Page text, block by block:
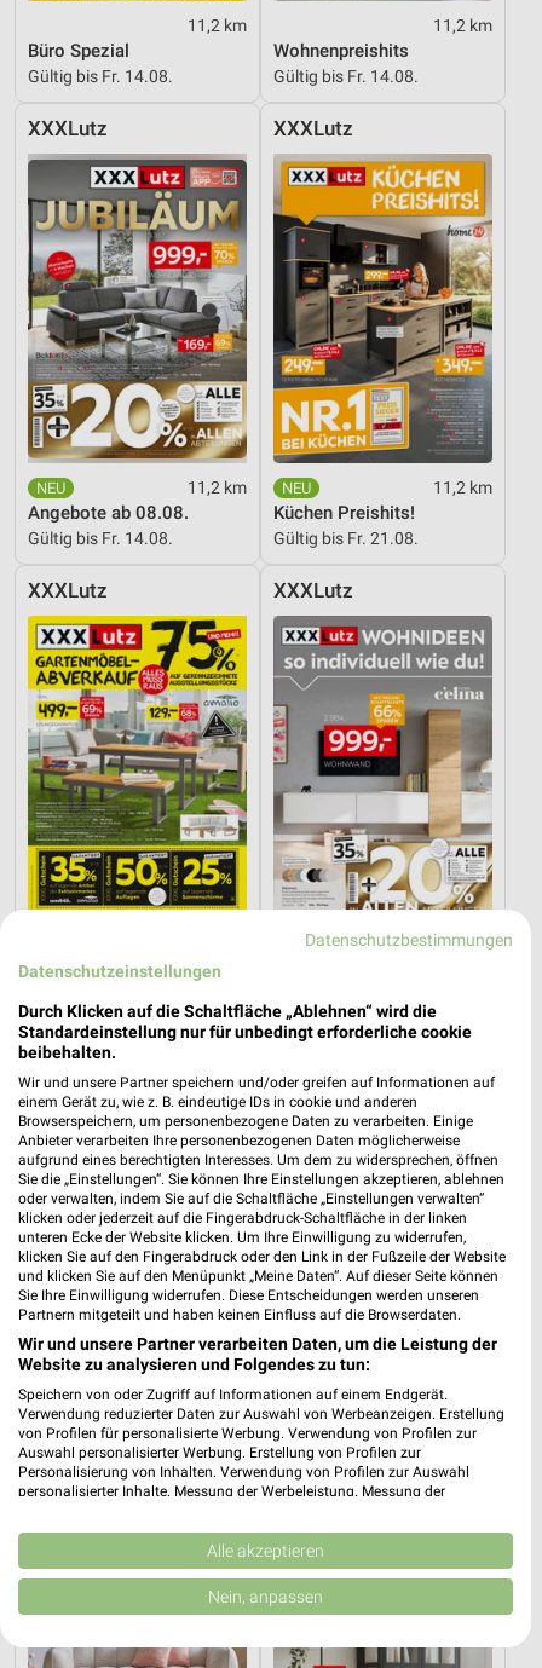
11,2 km
Büro Spezial
Gültig bis Fr. 14.08.
11,2 km
Wohnenpreishits
Gültig bis Fr. 14.08.
XXXLutz
11,2 km
Angebote ab 08.08.
Gültig bis Fr. 14.08.
XXXLutz
11,2 km
Küchen Preishits!
Gültig bis Fr. 21.08.
XXXLutz
Gartenmöbel-Abverkauf
Gültig bis Fr. 28.08.
XXXLutz
11,2 km
Gültig bis Fr. 14.08.
XXXLutz
11,2 km
Musterring
Gültig bis Fr. 14.08.
11,2 km
Angebote ab 08.08.
Gültig bis Fr. 21.08.
Datenschutzbestimmungen
Datenschutzeinstellungen
Durch Klicken auf die Schaltfläche „Ablehnen“ wird die
Standardeinstellung nur für unbedingt erforderliche cookie
beibehalten.
Wir und unsere Partner speichern und/oder greifen auf Informationen auf
einem Gerät zu, wie z. B. eindeutige IDs in cookie und anderen
Browserspeichern, um personenbezogene Daten zu verarbeiten. Einige
Anbieter verarbeiten Ihre personenbezogenen Daten möglicherweise
aufgrund eines berechtigten Interesses. Um dem zu widersprechen, öffnen
Sie die „Einstellungen“. Sie können Ihre Einstellungen akzeptieren, ablehnen
oder verwalten, indem Sie auf die Schaltfläche „Einstellungen verwalten“
klicken oder jederzeit auf die Fingerabdruck-Schaltfläche in der linken
unteren Ecke der Website klicken. Um Ihre Einwilligung zu widerrufen,
klicken Sie auf den Fingerabdruck oder den Link in der Fußzeile der Website
und klicken Sie auf den Menüpunkt „Meine Daten“. Auf dieser Seite können
Sie Ihre Einwilligung widerrufen. Diese Entscheidungen werden unseren
Partnern mitgeteilt und haben keinen Einfluss auf die Browserdaten.
Wir und unsere Partner verarbeiten Daten, um die Leistung der
Website zu analysieren und Folgendes zu tun:
Speichern von oder Zugriff auf Informationen auf einem Endgerät.
Verwendung reduzierter Daten zur Auswahl von Werbeanzeigen. Erstellung
von Profilen für personalisierte Werbung. Verwendung von Profilen zur
Auswahl personalisierter Werbung. Erstellung von Profilen zur
Personalisierung von Inhalten. Verwendung von Profilen zur Auswahl
personalisierter Inhalte. Messung der Werbeleistung. Messung der
Kombinationen von Daten aus verschiedenen Quellen. Entwicklung und
Verbesserung der Angebote. Verwendung reduzierter Daten zur Auswahl
von Inhalten.
Daten können außerhalb der Europäischen Union weitergegeben und in die
USA gesendet werden.
Website/App.
Alle akzeptieren
Nein, anpassen